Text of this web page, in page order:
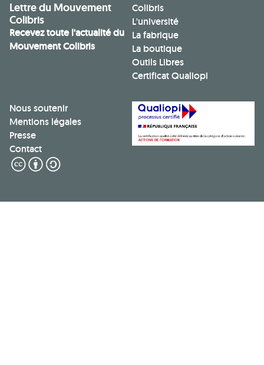
Lettre du Mouvement
Colibris
Recevez toute l'actualité du
Mouvement Colibris
Colibris
L'université
La fabrique
La boutique
Outils Libres
Certificat Qualiopi
Nous soutenir
Mentions légales
Presse
Contact